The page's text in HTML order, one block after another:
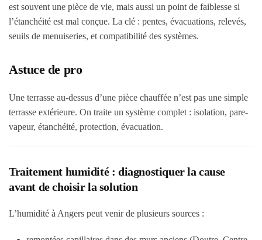
est souvent une pièce de vie, mais aussi un point de faiblesse si
l’étanchéité est mal conçue. La clé : pentes, évacuations, relevés,
seuils de menuiseries, et compatibilité des systèmes.
Astuce de pro
Une terrasse au-dessus d’une pièce chauffée n’est pas une simple
terrasse extérieure. On traite un système complet : isolation, pare-
vapeur, étanchéité, protection, évacuation.
Traitement humidité : diagnostiquer la cause
avant de choisir la solution
L’humidité à Angers peut venir de plusieurs sources :